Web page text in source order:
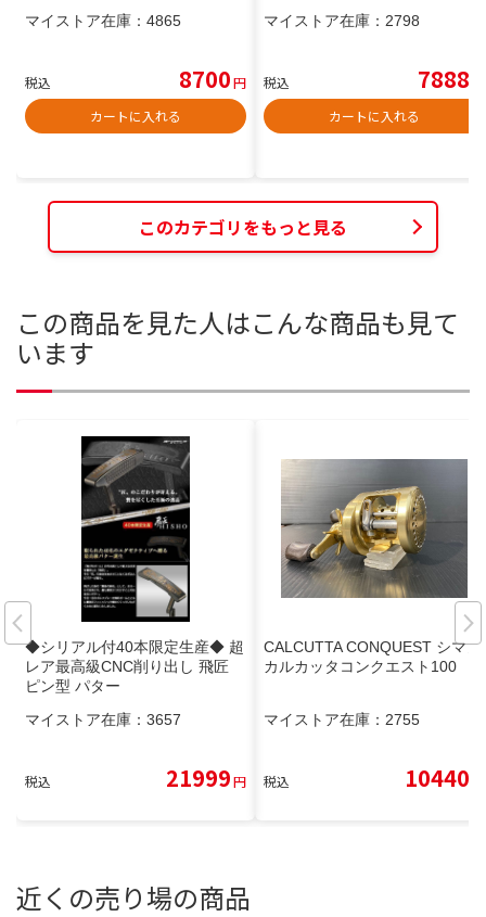
マイストア在庫： 4865
税込 8700円
カートに入れる
マイストア在庫： 2798
税込 7888
カートに入れる
このカテゴリをもっと見る
この商品を見た人はこんな商品も見て
います
◆シリアル付40本限定生産◆ 超
レア最高級CNC削り出し 飛匠
ピン型 パター
マイストア在庫： 3657
税込 21999円
CALCUTTA CONQUEST シマノ
カルカッタコンクエスト100
マイストア在庫： 2755
税込 10440
近くの売り場の商品